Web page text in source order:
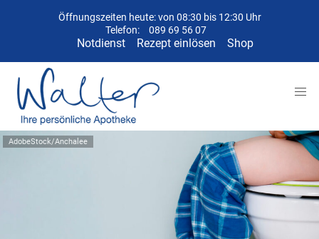
Öffnungszeiten heute: von 08:30 bis 12:30 Uhr
Telefon:
089 69 56 07
Notdienst Rezept einlösen Shop
AdobeStock/Anchalee